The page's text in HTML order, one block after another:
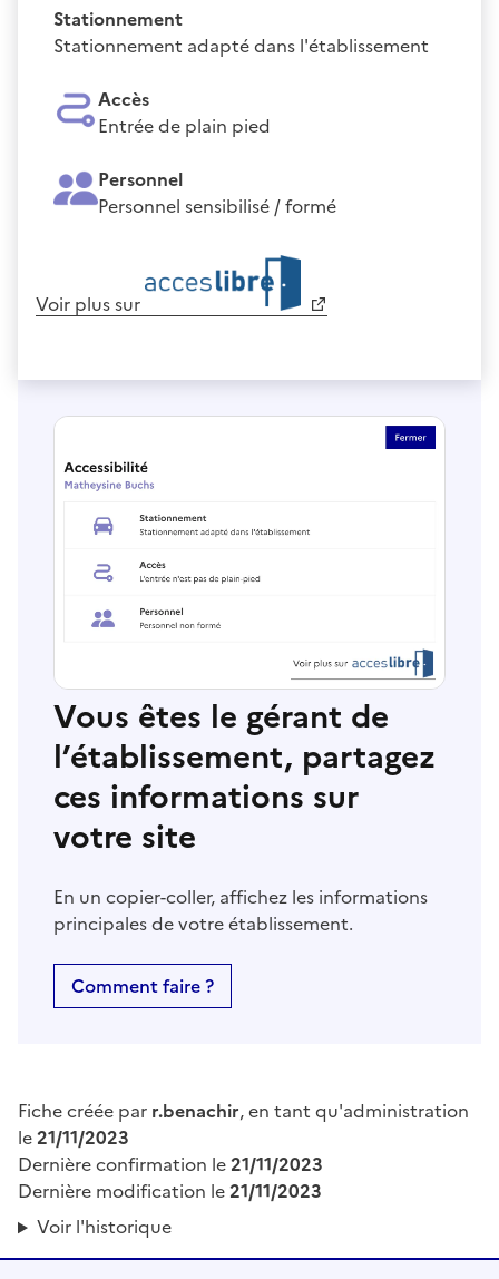
Stationnement
Stationnement adapté dans l'établissement
Accès
Entrée de plain pied
Personnel
Personnel sensibilisé / formé
Voir plus sur
Vous êtes le gérant de
l’établissement, partagez
ces informations sur
votre site
En un copier-coller, affichez les informations
principales de votre établissement.
Comment faire ?
Fiche créée par r.benachir, en tant qu'administration
le21/11/2023
Dernière confirmation le21/11/2023
Dernière modification le21/11/2023
Voir l'historique